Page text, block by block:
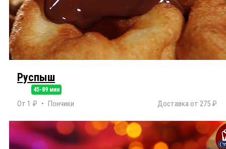
Руспыш
45-89 мин
От 1 ₽ Пончики Доставка от 275 ₽